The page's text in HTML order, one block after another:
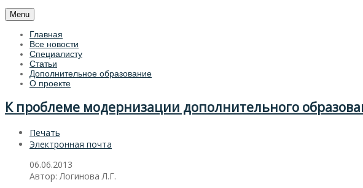
Menu
Главная
Все новости
Специалисту
Статьи
Дополнительное образование
О проекте
К проблеме модернизации дополнительного
Печать
Электронная почта
06.06.2013
Автор: Логинова Л.Г.